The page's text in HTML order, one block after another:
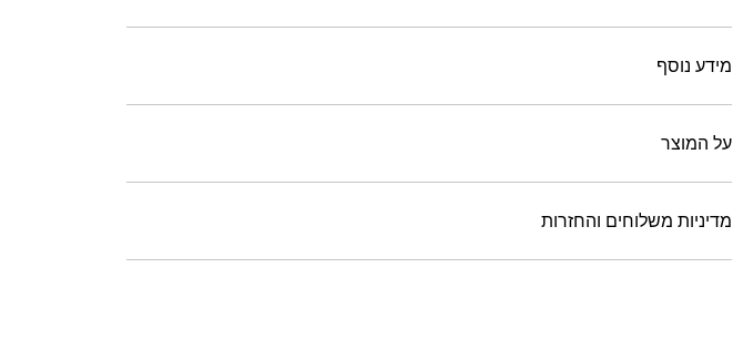
מידע נוסף
על המוצר
מדיניות משלוחים והחזרות